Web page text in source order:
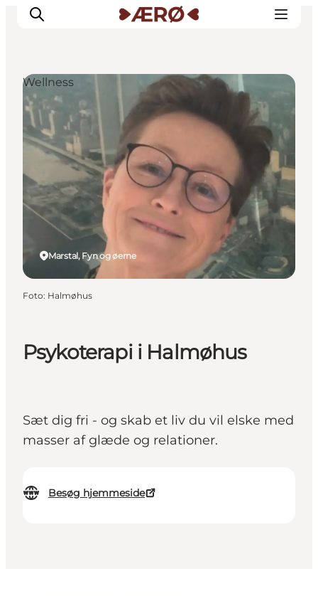
Overnatning
Spisesteder
Oplevelser
Events
Planlæg ferien
Psykoterapi i Halmøhus
Sæt dig fri - og skab et liv du vil elske med
masser af glæde og relationer.
Besøg hjemmeside
Marstal, Fyn og øerne
Wellness
Foto: Halmøhus